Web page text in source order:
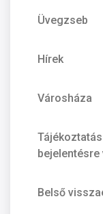
Üvegzseb
Hírek
Városháza
Belső